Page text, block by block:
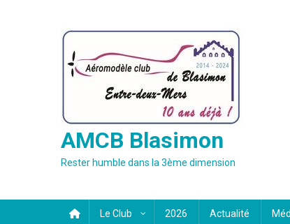
AMCB Blasimon
Rester humble dans la 3ème dimension
Le Club 2026 Actualité